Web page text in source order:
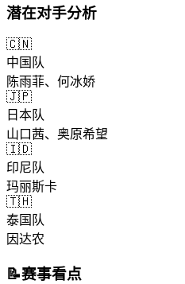
潜在对手分析
🇨🇳
中国队
陈雨菲、何冰娇
🇯🇵
日本队
山口茜、奥原希望
🇮🇩
印尼队
玛丽斯卡
🇹🇭
泰国队
因达农
📝赛事看点